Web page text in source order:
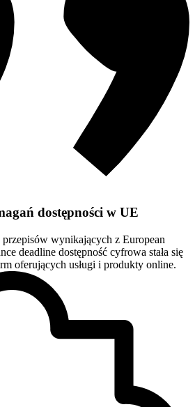
dostępności w UE
wynikających z European
deadline dostępność cyfrowa stała się
oferujących usługi i produkty online.